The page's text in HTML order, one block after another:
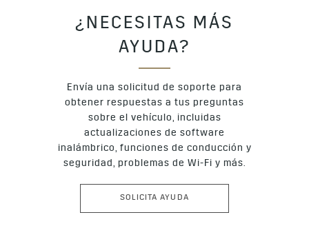
¿NECESITAS MÁS
AYUDA?
Envía una solicitud de soporte para
obtener respuestas a tus preguntas
sobre el vehículo, incluidas
actualizaciones de software
inalámbrico, funciones de conducción y
seguridad, problemas de Wi-Fi y más.
SOLICITA AYUDA